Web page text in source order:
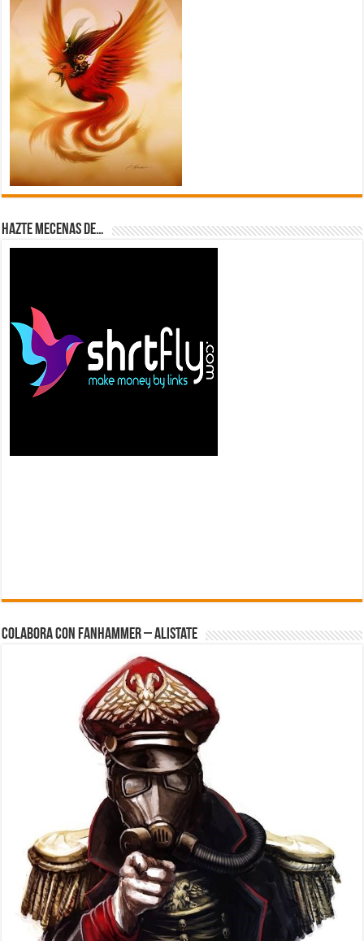
Hazte Mecenas de…
Colabora con FanHammer – Alistate